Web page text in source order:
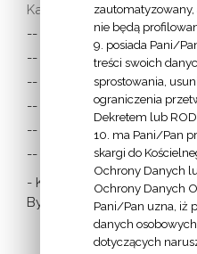
Katolicka:
-- w Austrii
-- w Anglii i Walii
-- w Irlandii
-- we Francji
-- w Niemczech
-- w Szkocji
- Katolicka
Bydgoszcz
nie będą
9. posiada Pani/
treści swoich
sprostowania,
ograniczenia
Dekretem lub
10. ma Pani/Pan
skargi do
Ochrony Danych
Ochrony Danych
Pani/Pan uzna, iż
danych
dotyczących